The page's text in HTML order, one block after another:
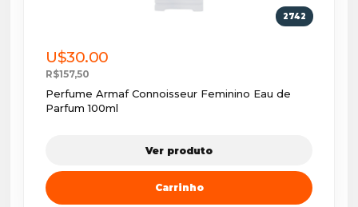
2742
U$30.00
R$157,50
Perfume Armaf Connoisseur Feminino Eau de
Parfum 100ml
Ver produto
Carrinho